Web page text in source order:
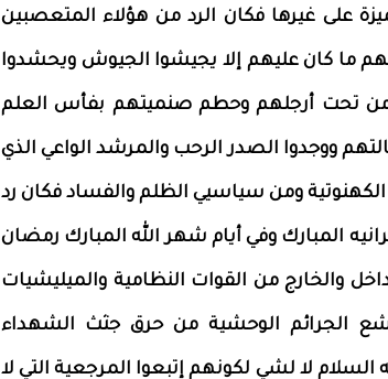
على غيرها فكان الرد من هؤلاء المتعصبين
ما كان عليهم إلا يجيشوا الجيوش ويحشدوا
تحت أرجلهم وحطم صنميتهم بفأس العلم
ووجدوا الصدر الرحب والمرشد الواعي الذي
ومن سياسيي الظلم والفساد فكان رد
المبارك وفي أيام شهر الله المبارك رمضان
والخارج من القوات النظامية والميليشيات
الجرائم الوحشية من حرق جثث الشهداء
لا لشي لكونهم إتبعوا المرجعية التي لا